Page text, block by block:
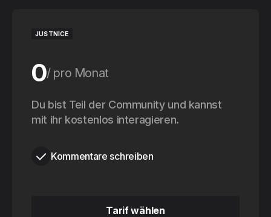
JUSTNICE
0 pro Monat
0 pro Jahr
Du bist Teil der Community und kannst
mit ihr kostenlos interagieren.
Kommentare schreiben
Tarif wählen